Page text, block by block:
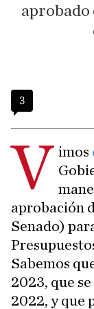
aprobado
3
V imos
aprobación
Senado)
Sabemos
2023, que
2022, y que